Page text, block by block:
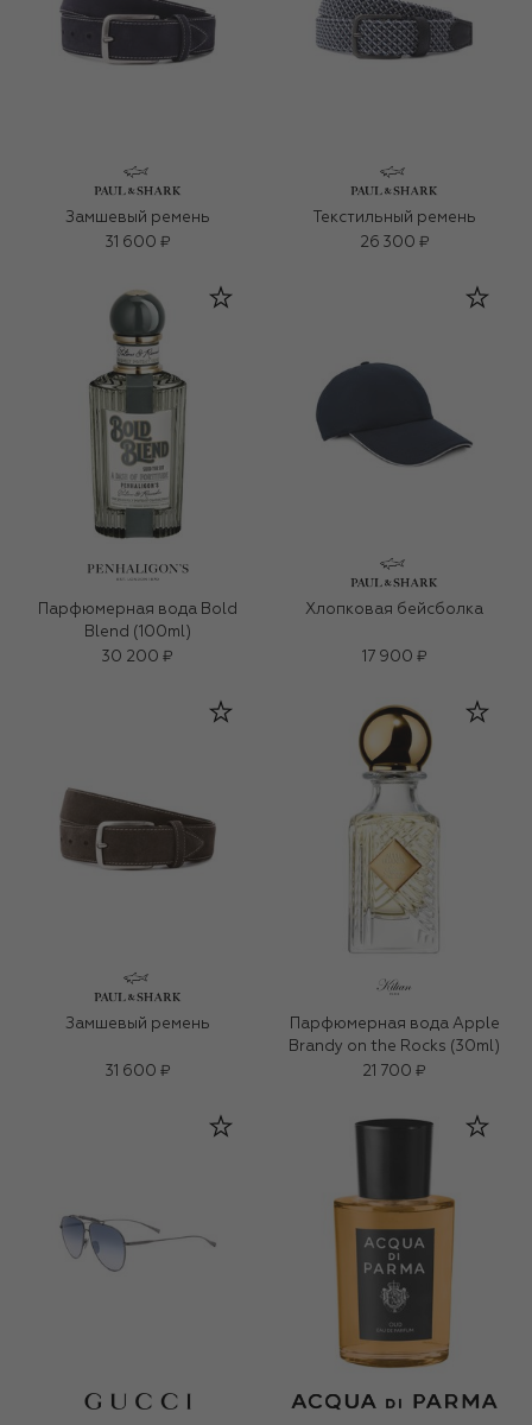
Замшевый ремень
31 600 ₽
Текстильный ремень
26 300 ₽
Парфюмерная вода Bold
Blend (100ml)
30 200 ₽
Хлопковая бейсболка
17 900 ₽
Замшевый ремень
31 600 ₽
Парфюмерная вода Apple
Brandy on the Rocks (30ml)
21 700 ₽